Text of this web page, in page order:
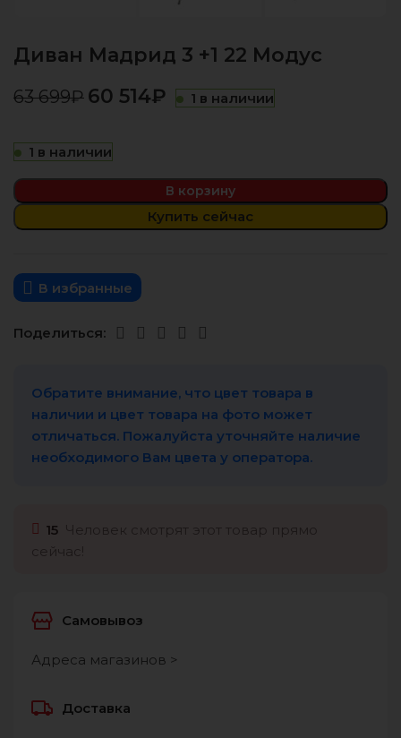
Диван Мадрид 3 +1 22 Модус
63 699₽ 60 514₽ 1 в наличии
1 в наличии
В корзину
Купить сейчас
В избранные
Поделиться:
Обратите внимание, что цвет товара в
наличии и цвет товара на фото может
отличаться. Пожалуйста уточняйте наличие
необходимого Вам цвета у оператора.
15
Самовывоз
Адреса магазинов >
Доставка